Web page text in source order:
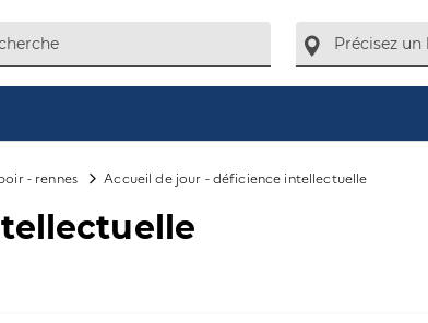
- rennes Accueil de jour - déficience intellectuelle